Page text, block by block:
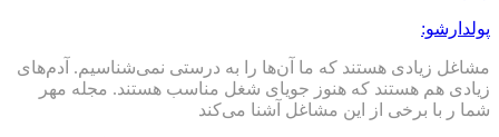
پولدارشو:
مشاغل زیادی هستند که ما آن‌ها را به درستی نمی‌شناسیم. آدم‌های
زیادی هم هستند که هنوز جویای شغل مناسب هستند. مجله مهر
شما ر با برخی از این مشاغل آشنا می‌کند